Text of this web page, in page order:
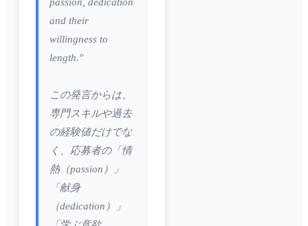
and their
willingness to
length."
この発言からは、
専門スキルや過去
の経験値だけでな
く、応募者の「情
熱（passion）」
「献身
（dedication）」